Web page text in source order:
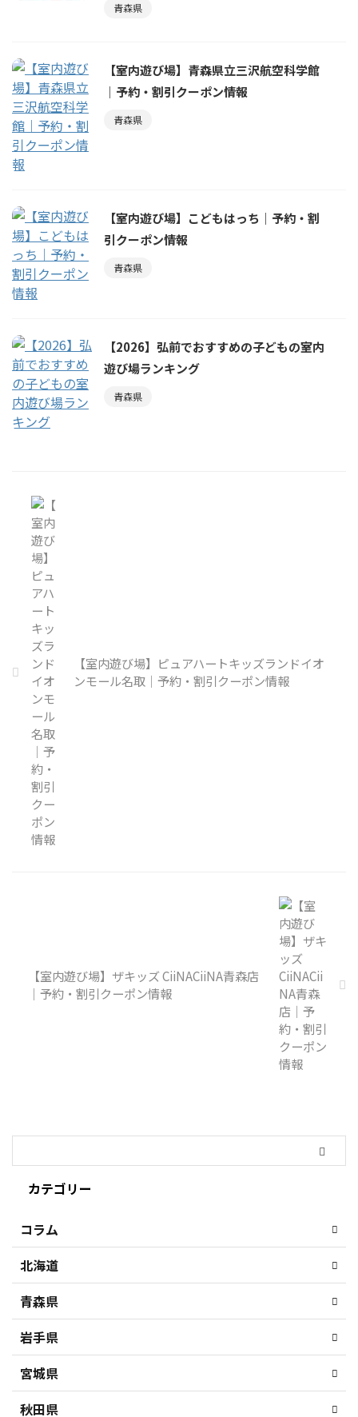
青森県
【室内遊び場】青森県立三沢航空科学館
｜予約・割引クーポン情報
青森県
【室内遊び場】こどもはっち｜予約・割
引クーポン情報
青森県
【2026】弘前でおすすめの子どもの室内
遊び場ランキング
青森県
【室内遊び場】ピュアハートキッズランドイオ
ンモール名取｜予約・割引クーポン情報
【室内遊び場】ザキッズ CiiNACiiNA青森店
｜予約・割引クーポン情報
カテゴリー
コラム
北海道
青森県
岩手県
宮城県
秋田県